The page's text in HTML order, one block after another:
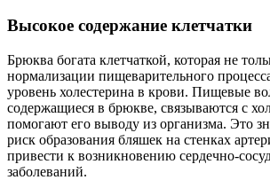
Высокое содержание клетчатки
Брюква богата клетчаткой, которая не
нормализации пищеварительного
уровень холестерина в крови. Пищевые
содержащиеся в брюкве, связываются с
помогают его выводу из организма. Это
риск образования бляшек на стенках
привести к возникновению сердечно-
заболеваний.